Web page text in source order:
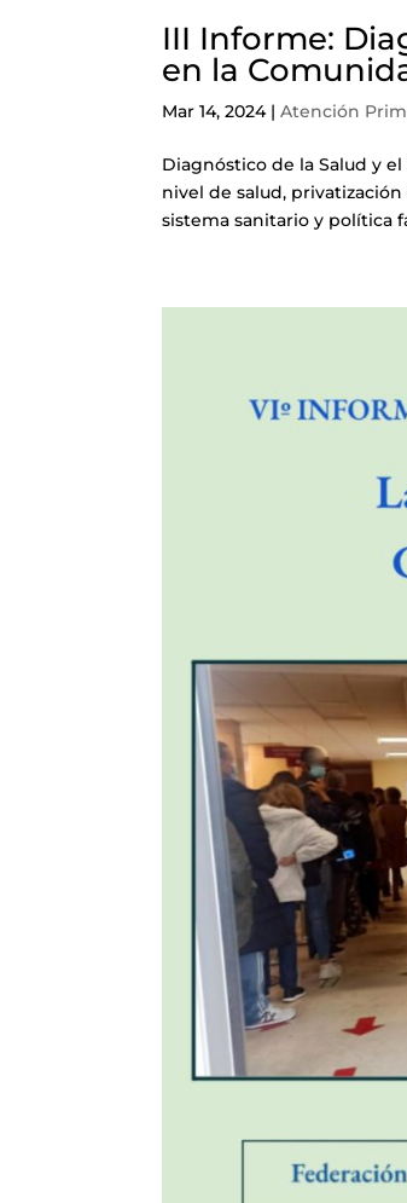
III Informe:
en la
Mar 14, 2024|Atención
Diagnóstico de la Salud y
nivel de salud,
sistema sanitario y política